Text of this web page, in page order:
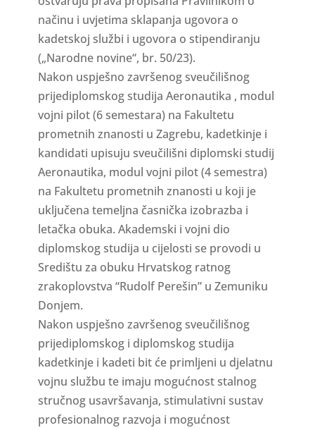
načinu i uvjetima sklapanja ugovora o
kadetskoj službi i ugovora o stipendiranju
(„Narodne novine“, br. 50/23).
Nakon uspješno završenog sveučilišnog
prijediplomskog studija Aeronautika , modul
vojni pilot (6 semestara) na Fakultetu
prometnih znanosti u Zagrebu, kadetkinje i
kandidati upisuju sveučilišni diplomski studij
Aeronautika, modul vojni pilot (4 semestra)
na Fakultetu prometnih znanosti u koji je
uključena temeljna časnička izobrazba i
letačka obuka. Akademski i vojni dio
diplomskog studija u cijelosti se provodi u
Središtu za obuku Hrvatskog ratnog
zrakoplovstva “Rudolf Perešin” u Zemuniku
Donjem.
Nakon uspješno završenog sveučilišnog
prijediplomskog i diplomskog studija
kadetkinje i kadeti bit će primljeni u djelatnu
vojnu službu te imaju mogućnost stalnog
stručnog usavršavanja, stimulativni sustav
profesionalnog razvoja i mogućnost